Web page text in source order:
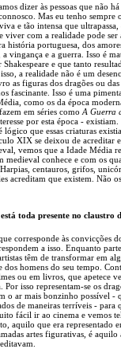
dizer às pessoas que não
Mas eu tenho sempre
e tão intensa que ultrapassa,
viver com a realidade pode ser
história portuguesa, dos
a vingança e a guerra. Isso é
e que tanto
a realidade não é um
as figuras dos dragões ou
fascinante. Isso é uma
como os da época
em séries como A Guerra
por esta época - existiam.
que essas criaturas
XIX se deixou de acreditar
vemos que a Idade Média
medieval conhece e com os
centauros, grifos,
acreditam que existem. Não
toda presente no claustro
corresponde às convicções
a isso. Enquanto
têm de transformar em
dos homens do seu tempo.
ou em livros, que apetece
isso representam-se os
o ar mais bonzinho possível -
de maneiras terríveis - para
fácil ir ao cinema e vemos
aquilo que era representado
artes figurativas, é aquilo